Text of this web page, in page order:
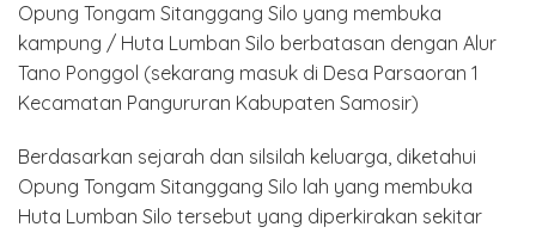
Opung Tongam Sitanggang Silo yang membuka
kampung / Huta Lumban Silo berbatasan dengan Alur
Tano Ponggol (sekarang masuk di Desa Parsaoran 1
Kecamatan Pangururan Kabupaten Samosir)
Berdasarkan sejarah dan silsilah keluarga, diketahui
Opung Tongam Sitanggang Silo lah yang membuka
Huta Lumban Silo tersebut yang diperkirakan sekitar